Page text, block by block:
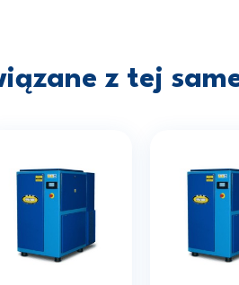
z tej